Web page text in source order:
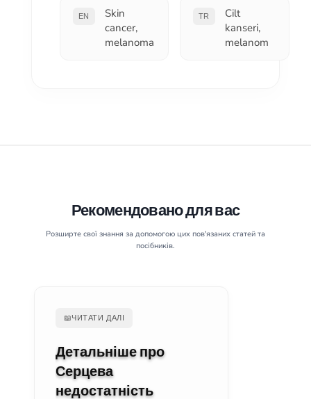
EN
Skin
cancer,
melanoma
TR
Cilt
kanseri,
melanom
Рекомендовано для вас
Розширте свої знання за допомогою цих пов'язаних статей та
посібників.
📖ЧИТАТИ ДАЛІ
Детальніше про
Серцева
недостатність